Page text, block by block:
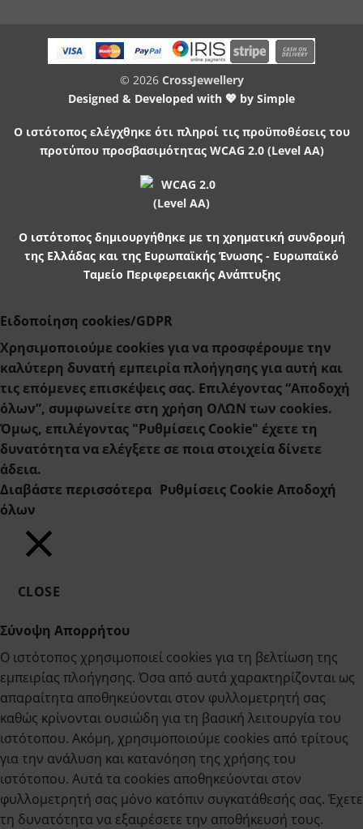
© 2026 CrossJewellery
Designed & Developed with 💖 by Simple
Ο ιστότοπος ελέγχθηκε ότι πληροί τις προϋποθέσεις του
προτύπου προσβασιμότητας WCAG 2.0 (Level AA)
Ο ιστότοπος δημιουργήθηκε με τη χρηματική συνδρομή
της Ελλάδας και της Ευρωπαϊκής Ένωσης - Ευρωπαϊκό
Ταμείο Περιφερειακής Ανάπτυξης
Ειδοποίηση cookies/GDPR
Χρησιμοποιούμε cookies για να προσφέρουμε την
καλύτερη δυνατή εμπειρία πλοήγησης για αυτή και
τις επόμενες επισκέψεις σας. Επιλέγοντας “Αποδοχή
όλων”, συμφωνείτε στη χρήση ΟΛΩΝ των cookies.
Όμως, επιλέγοντας "Ρυθμίσεις Cookie" έχετε τη
δυνατότητα να ελέγξετε σε ποια στοιχεία δίνετε
άδεια.
Διαβάστε περισσότερα Ρυθμίσεις Cookie Αποδοχή
όλων
CLOSE
Σύνοψη Απορρήτου
Ο ιστότοπος χρησιμοποιεί cookies για τη βελτίωση της
εμπειρίας πλοήγησης. Όσα από αυτά χαρακτηρίζονται ως
απαραίτητα αποθηκεύονται στον φυλλομετρητή σας
καθώς κρίνονται ουσιώδη για τη βασική λειτουργία του
ιστότοπου. Ακόμη, χρησιμοποιούμε cookies από τρίτους
για την ανάλυση και κατανόηση της χρήσης του
ιστότοπου. Αυτά τα cookies αποθηκεύονται στον
φυλλομετρητή σας μόνο κατόπιν συγκατάθεσής σας. Έχετε
τη δυνατότητα να εξαιρέσετε την αποθήκευσή τους.